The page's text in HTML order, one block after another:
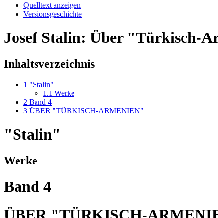
Quelltext anzeigen
Versionsgeschichte
Josef Stalin: Über "Türkisch-
Inhaltsverzeichnis
1 "Stalin"
1.1 Werke
2 Band 4
3 ÜBER "TÜRKISCH-ARMENIEN"
"Stalin"
Werke
Band 4